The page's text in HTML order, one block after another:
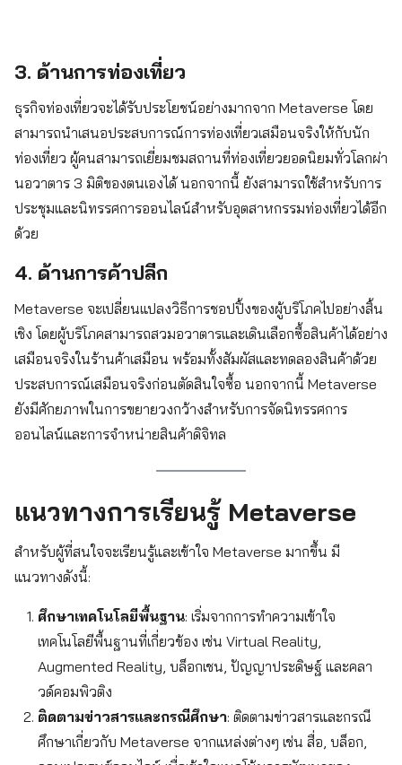
3. ด้านการท่องเที่ยว
ธุรกิจท่องเที่ยวจะได้รับประโยชน์อย่างมากจาก Metaverse โดย
สามารถนำเสนอประสบการณ์การท่องเที่ยวเสมือนจริงให้กับนัก
ท่องเที่ยว ผู้คนสามารถเยี่ยมชมสถานที่ท่องเที่ยวยอดนิยมทั่วโลกผ่า
นอวาตาร 3 มิติของตนเองได้ นอกจากนี้ ยังสามารถใช้สำหรับการ
ประชุมและนิทรรศการออนไลน์สำหรับอุตสาหกรรมท่องเที่ยวได้อีก
ด้วย
4. ด้านการค้าปลีก
Metaverse จะเปลี่ยนแปลงวิธีการชอปปิ้งของผู้บริโภคไปอย่างสิ้น
เชิง โดยผู้บริโภคสามารถสวมอวาตารและเดินเลือกซื้อสินค้าได้อย่าง
เสมือนจริงในร้านค้าเสมือน พร้อมทั้งสัมผัสและทดลองสินค้าด้วย
ประสบการณ์เสมือนจริงก่อนตัดสินใจซื้อ นอกจากนี้ Metaverse
ยังมีศักยภาพในการขยายวงกว้างสำหรับการจัดนิทรรศการ
ออนไลน์และการจำหน่ายสินค้าดิจิทล
แนวทางการเรียนรู้ Metaverse
สำหรับผู้ที่สนใจจะเรียนรู้และเข้าใจ Metaverse มากขึ้น มี
แนวทางดังนี้:
ศึกษาเทคโนโลยีพื้นฐาน: เริ่มจากการทำความเข้าใจ
เทคโนโลยีพื้นฐานที่เกี่ยวข้อง เช่น Virtual Reality,
Augmented Reality, บล็อกเชน, ปัญญาประดิษฐ์ และคลา
วด์คอมพิวติง
ติดตามข่าวสารและกรณีศึกษา: ติดตามข่าวสารและกรณี
ศึกษาเกี่ยวกับ Metaverse จากแหล่งต่างๆ เช่น สื่อ, บล็อก,